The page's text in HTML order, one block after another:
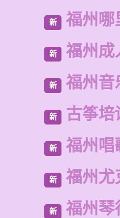
新 福州哪
新 福州成
新 福州音
新 古筝培
新 福州唱
新 福州尤
新 福州琴